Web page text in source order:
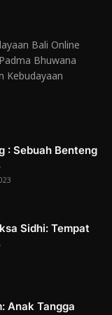
Bali Online
Bhuwana
Kebudayaan
: Sebuah Benteng
Sidhi: Tempat
Anak Tangga